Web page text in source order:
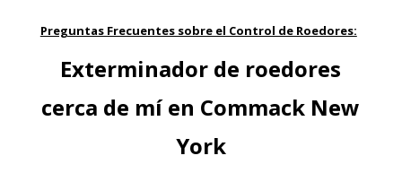
Preguntas Frecuentes sobre el Control de Roedores:
Exterminador de roedores
cerca de mí en Commack New
York